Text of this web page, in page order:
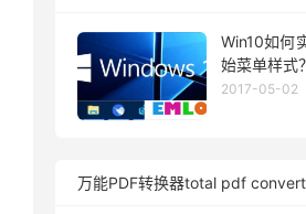
Win10如何
始菜单样式？
2017-05-02
万能PDF转换器total pdf